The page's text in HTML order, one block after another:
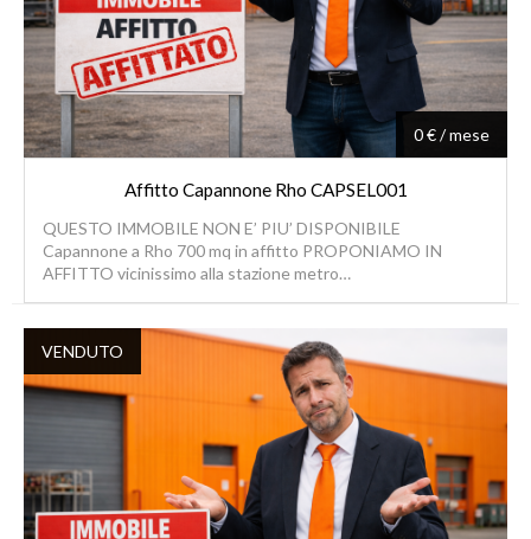
0 € / mese
Affitto Capannone Rho CAPSEL001
QUESTO IMMOBILE NON E’ PIU’ DISPONIBILE
Capannone a Rho 700 mq in affitto PROPONIAMO IN
AFFITTO vicinissimo alla stazione metro…
VENDUTO